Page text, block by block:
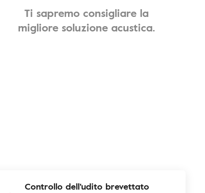
Ti sapremo consigliare la
migliore soluzione acustica.
Controllo dell'udito brevettato